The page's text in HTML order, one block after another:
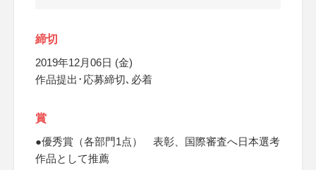
締切
2019年12月06日 (金)
作品提出･応募締切､必着
賞
●優秀賞（各部門1点） 表彰、国際審査へ日本選考
作品として推薦